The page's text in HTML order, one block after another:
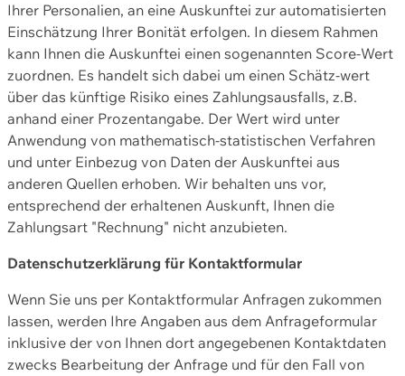
Ihrer Personalien, an eine Auskunftei zur automatisierten
Einschätzung Ihrer Bonität erfolgen. In diesem Rahmen
kann Ihnen die Auskunftei einen sogenannten Score-Wert
zuordnen. Es handelt sich dabei um einen Schätz-wert
über das künftige Risiko eines Zahlungsausfalls, z.B.
anhand einer Prozentangabe. Der Wert wird unter
Anwendung von mathematisch-statistischen Verfahren
und unter Einbezug von Daten der Auskunftei aus
anderen Quellen erhoben. Wir behalten uns vor,
entsprechend der erhaltenen Auskunft, Ihnen die
Zahlungsart "Rechnung" nicht anzubieten.
Datenschutzerklärung für Kontaktformular
Wenn Sie uns per Kontaktformular Anfragen zukommen
lassen, werden Ihre Angaben aus dem Anfrageformular
inklusive der von Ihnen dort angegebenen Kontaktdaten
zwecks Bearbeitung der Anfrage und für den Fall von